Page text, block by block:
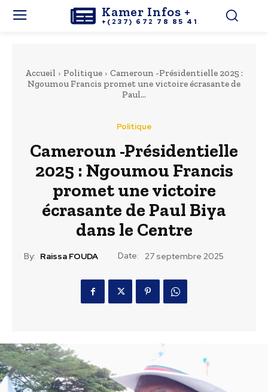
Kamer Infos +
+(237) 672 78 85 41
Accueil Politique
Cameroun -Présidentielle 2025 :
Ngoumou Francis promet une victoire écrasante de
Paul...
Politique
Cameroun -Présidentielle
2025 : Ngoumou Francis
promet une victoire
écrasante de Paul Biya
dans le Centre
By: Raissa FOUDA Date: 27 septembre 2025